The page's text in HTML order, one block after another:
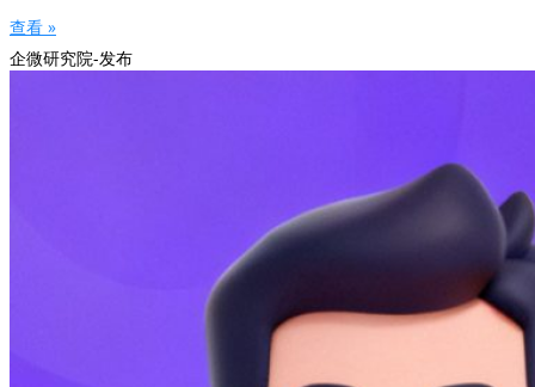
查看 »
企微研究院-发布